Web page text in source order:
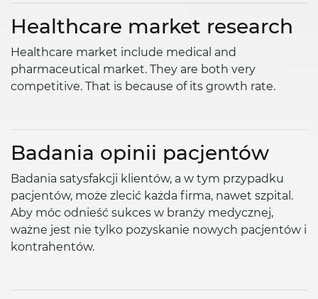
Healthcare market research
Healthcare market include medical and
pharmaceutical market. They are both very
competitive. That is because of its growth rate.
Badania opinii pacjentów
Badania satysfakcji klientów, a w tym przypadku
pacjentów, może zlecić każda firma, nawet szpital.
Aby móc odnieść sukces w branży medycznej,
ważne jest nie tylko pozyskanie nowych pacjentów i
kontrahentów.